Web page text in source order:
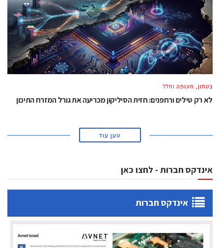
בטחון, תעופה וחלל
לא רק טילים ורחפנים: חזית הסיליקון מכריעה את גורל המזרח התיכון
טען עוד
אינדקס חברות - לחצו כאן
אינדקס חברות